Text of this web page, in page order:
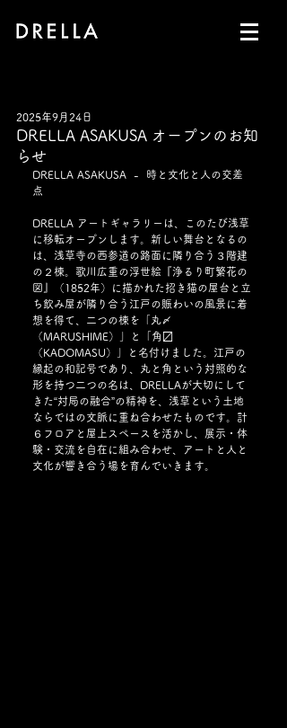
DRELLA ASAKUSA オープンのお知
らせ
2025年9月24日
DRELLA ASAKUSA  -  時と文化と人の交差
点
DRELLA アートギャラリーは、このたび浅草
に移転オープンします。新しい舞台となるの
は、浅草寺の西参道の路面に隣り合う３階建
の２棟。歌川広重の浮世絵『浄るり町繁花の
図』（1852年）に描かれた招き猫の屋台と立
ち飲み屋が隣り合う江戸の賑わいの風景に着
想を得て、二つの棟を「丸〆
（MARUSHIME）」と「角〼
（KADOMASU）」と名付けました。江戸の
縁起の和記号であり、丸と角という対照的な
形を持つ二つの名は、DRELLAが大切にして
きた“対局の融合”の精神を、浅草という土地
ならではの文脈に重ね合わせたものです。計
６フロアと屋上スペースを活かし、展示・体
験・交流を自在に組み合わせ、アートと人と
文化が響き合う場を育んでいきます。